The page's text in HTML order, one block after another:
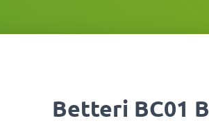
Betteri BC01